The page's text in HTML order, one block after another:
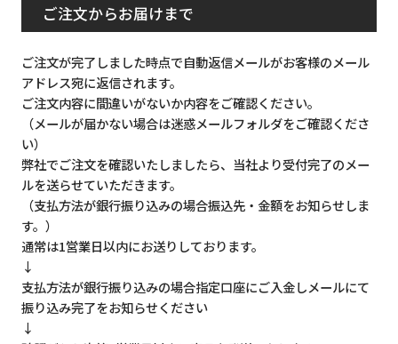
ご注文からお届けまで
ご注文が完了しました時点で自動返信メールがお客様のメール
アドレス宛に返信されます。
ご注文内容に間違いがないか内容をご確認ください。
（メールが届かない場合は迷惑メールフォルダをご確認くださ
い）
弊社でご注文を確認いたしましたら、当社より受付完了のメー
ルを送らせていただきます。
（支払方法が銀行振り込みの場合振込先・金額をお知らせしま
す。）
通常は1営業日以内にお送りしております。
↓
支払方法が銀行振り込みの場合指定口座にご入金しメールにて
振り込み完了をお知らせください
↓